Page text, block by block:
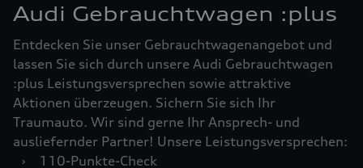
Audi Gebrauchtwagen :plus
Entdecken Sie unser Gebrauchtwagenangebot und
lassen Sie sich durch unsere Audi Gebrauchtwagen
:plus Leistungsversprechen sowie attraktive
Aktionen überzeugen. Sichern Sie sich Ihr
Traumauto. Wir sind gerne Ihr Ansprech- und
ausliefernder Partner! Unsere Leistungsversprechen:
›
110-Punkte-Check